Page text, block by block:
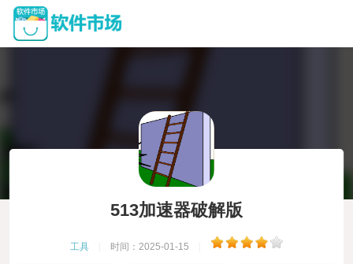
513加速器破解版
工具 时间：2025-01-15